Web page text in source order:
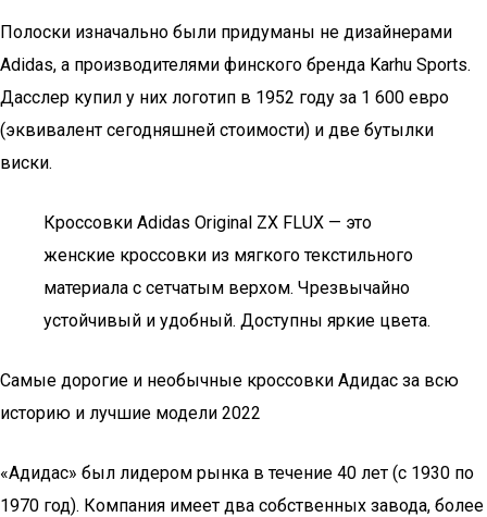
Полоски изначально были придуманы не дизайнерами
Adidas, а производителями финского бренда Karhu Sports.
Дасслер купил у них логотип в 1952 году за 1 600 евро
(эквивалент сегодняшней стоимости) и две бутылки
виски.
Кроссовки Adidas Original ZX FLUX — это
женские кроссовки из мягкого текстильного
материала с сетчатым верхом. Чрезвычайно
устойчивый и удобный. Доступны яркие цвета.
Самые дорогие и необычные кроссовки Адидас за всю
историю и лучшие модели 2022
«Адидас» был лидером рынка в течение 40 лет (с 1930 по
1970 год). Компания имеет два собственных завода, более